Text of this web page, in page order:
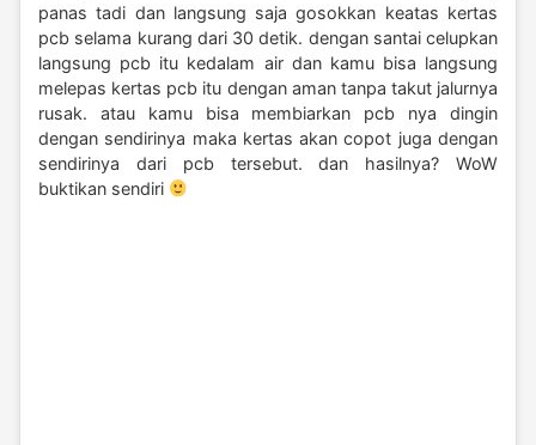
panas tadi dan langsung saja gosokkan keatas kertas
pcb selama kurang dari 30 detik. dengan santai celupkan
langsung pcb itu kedalam air dan kamu bisa langsung
melepas kertas pcb itu dengan aman tanpa takut jalurnya
rusak. atau kamu bisa membiarkan pcb nya dingin
dengan sendirinya maka kertas akan copot juga dengan
sendirinya dari pcb tersebut. dan hasilnya? WoW
buktikan sendiri